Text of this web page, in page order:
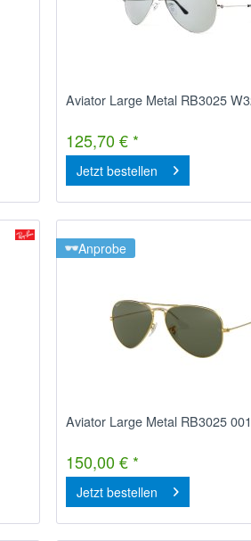
Aviator Large Metal RB3025
125,70 € *
Jetzt bestellen
Anprobe
Aviator Large Metal RB3025
150,00 € *
Jetzt bestellen